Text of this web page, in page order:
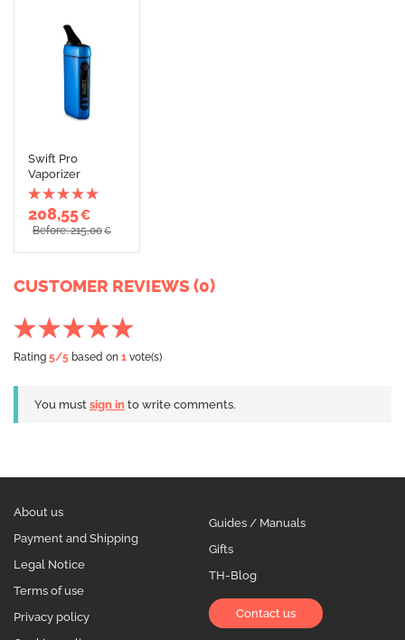
Swift Pro
Vaporizer
208,55€
Before: 215,00€
CUSTOMER REVIEWS (0)
Rating 5/5 based on 1 vote(s)
You must sign in to write comments.
About us
Payment and Shipping
Legal Notice
Terms of use
Privacy policy
Guides / Manuals
Gifts
TH-Blog
Contact us